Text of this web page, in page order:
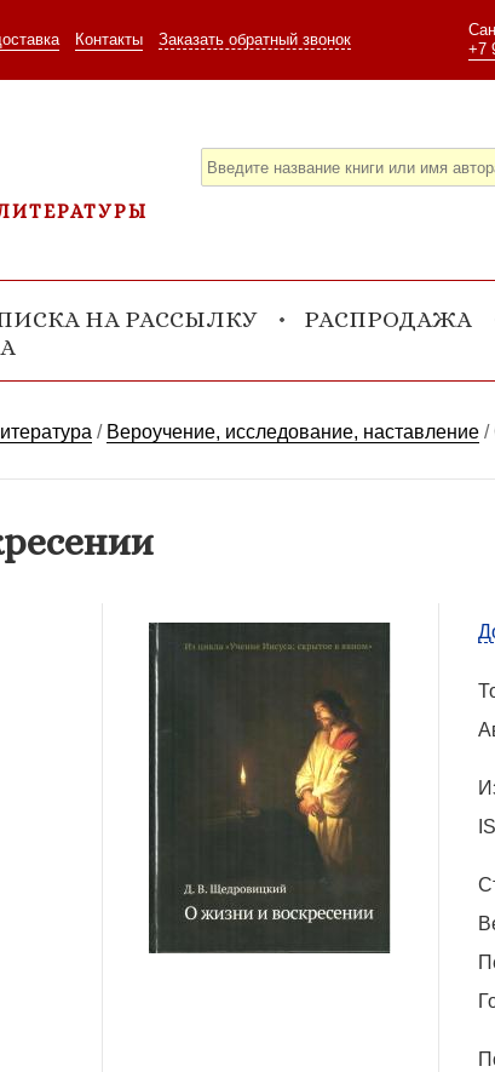
Контакты Заказать обратный звонок
+7
НА РАССЫЛКУ РАСПРОДАЖА
/ Вероучение, исследование, наставление /